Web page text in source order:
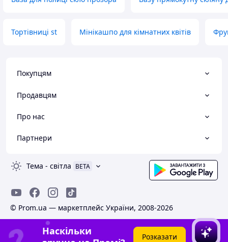
Тортівниці st Мінікашпо для кімнатних квітів
Покупцям
Продавцям
Про нас
Партнери
Тема - світла BETA
© Prom.ua — маркетплейс України, 2008-2026
Наскільки
Розказати